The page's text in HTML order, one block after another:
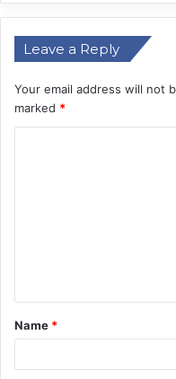
Leave a Reply
Your email address will not
marked *
t
*
Name *